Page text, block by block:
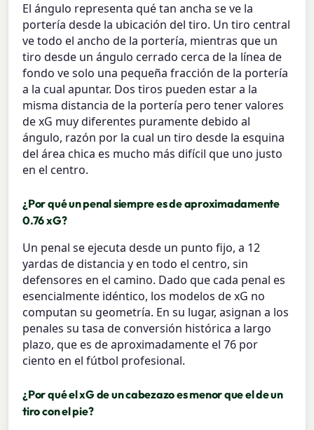
El ángulo representa qué tan ancha se ve la
portería desde la ubicación del tiro. Un tiro central
ve todo el ancho de la portería, mientras que un
tiro desde un ángulo cerrado cerca de la línea de
fondo ve solo una pequeña fracción de la portería
a la cual apuntar. Dos tiros pueden estar a la
misma distancia de la portería pero tener valores
de xG muy diferentes puramente debido al
ángulo, razón por la cual un tiro desde la esquina
del área chica es mucho más difícil que uno justo
en el centro.
¿Por qué un penal siempre es de aproximadamente
0.76 xG?
Un penal se ejecuta desde un punto fijo, a 12
yardas de distancia y en todo el centro, sin
defensores en el camino. Dado que cada penal es
esencialmente idéntico, los modelos de xG no
computan su geometría. En su lugar, asignan a los
penales su tasa de conversión histórica a largo
plazo, que es de aproximadamente el 76 por
ciento en el fútbol profesional.
¿Por qué el xG de un cabezazo es menor que el de un
tiro con el pie?